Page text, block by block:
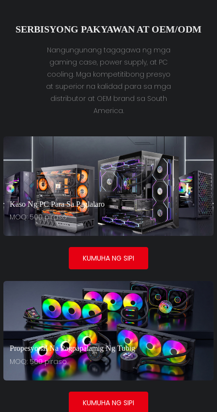
SERBISYONG PAKYAWAN AT OEM/ODM
Nangungunang tagagawa ng mga
gaming case, power supply, at PC
cooling. Mga kompetitibong presyo
at superior na kalidad para sa mga
distributor at OEM brand sa South
America.
Kaso Ng PC Para Sa Paglalaro
MOQ: 500 piraso
KUMUHA NG SIPI
Propesyonal Na Pagpapalamig Ng Tubig
MOQ: 500 piraso
KUMUHA NG SIPI